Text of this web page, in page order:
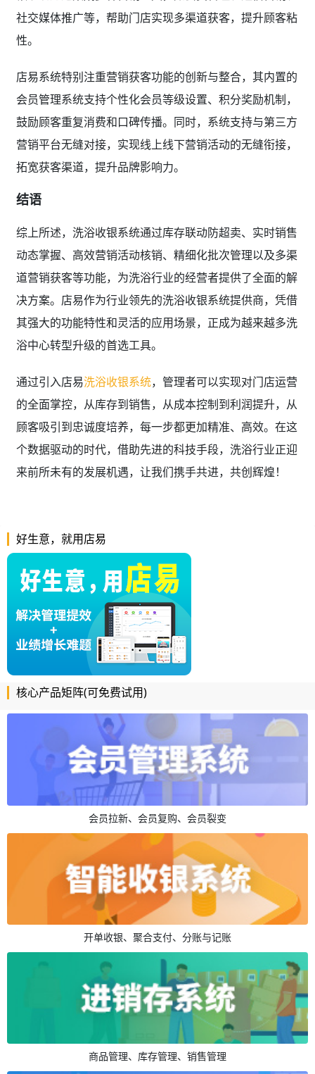
社交媒体推广等，帮助门店实现多渠道获客，提升顾客粘
性。
店易系统特别注重营销获客功能的创新与整合，其内置的
会员管理系统支持个性化会员等级设置、积分奖励机制，
鼓励顾客重复消费和口碑传播。同时，系统支持与第三方
营销平台无缝对接，实现线上线下营销活动的无缝衔接，
拓宽获客渠道，提升品牌影响力。
结语
综上所述，洗浴收银系统通过库存联动防超卖、实时销售
动态掌握、高效营销活动核销、精细化批次管理以及多渠
道营销获客等功能，为洗浴行业的经营者提供了全面的解
决方案。店易作为行业领先的洗浴收银系统提供商，凭借
其强大的功能特性和灵活的应用场景，正成为越来越多洗
浴中心转型升级的首选工具。
通过引入店易洗浴收银系统，管理者可以实现对门店运营
的全面掌控，从库存到销售，从成本控制到利润提升，从
顾客吸引到忠诚度培养，每一步都更加精准、高效。在这
个数据驱动的时代，借助先进的科技手段，洗浴行业正迎
来前所未有的发展机遇，让我们携手共进，共创辉煌！
好生意，就用店易
核心产品矩阵(可免费试用)
会员拉新、会员复购、会员裂变
开单收银、聚合支付、分账与记账
商品管理、库存管理、销售管理